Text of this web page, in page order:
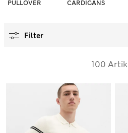
PULLOVER CARDIGANS
Filter
100